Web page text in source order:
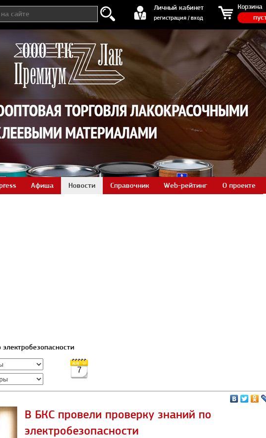
Личный кабинет
регистрация / вход
регистрация / вход Корзина
Афиша Новости Справочник Web-рейтинг О проекте
7
В БКС провели проверку знаний по
электробезопасности